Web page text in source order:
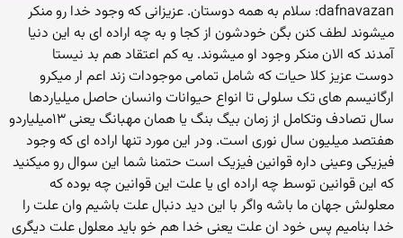
dafnavazan: سلام به همه دوستان. عزیزانی که وجود خدا رو منکر
میشوند لطف کنن بگن خودشون از کجا و به چه اراده ای به این دنیا
آمدند که الان منکر وجود او میشوند. یه کم اعتقاد هم بد نیستا
دوست عزیز کلا حیات که شامل تمامی موجودات زند اعم ار میکرو
ارگانیسم های تک سلولی تا انواع حیوانات وانسان حاصل میلیاردها
سال تصادف وتکامل از زمان بیگ بنگ یا همان مهبانگ یعنی ۱۳میلیاردو
هفتصد میلیون سال نوری است. ودر این مورد تنها اراده ای که وجود
فیزیکی وعینی داره قوانین فیزیک است حتمنا شما این سوال رو میکنید
که این قوانین توسط چه اراده ای یا علت این قوانین چه بوده که
معلولش جهان ما باشه واگر با این دید دنبال علت باشیم وان علت را
خدا بنامیم پس خود ان علت یعنی خدا هم خو باید معلول علت دیگری